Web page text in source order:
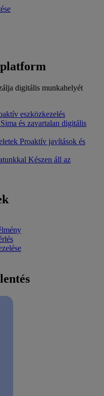
digitális munkahelyét
eszközkezelés
Sima és zavartalan digitális
Proaktív javítások és
Készen áll az